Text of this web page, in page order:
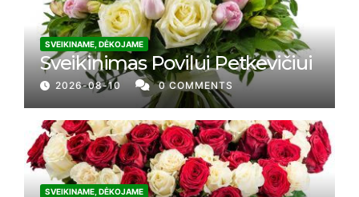
SVEIKINAME, DĖKOJAME
Sveikinimas Povilui Petkevičiui
2026-08-10 0 COMMENTS
SVEIKINAME, DĖKOJAME